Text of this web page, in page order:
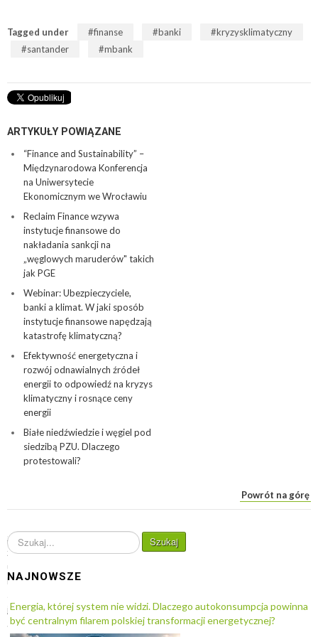
Tagged under finanse banki
kryzysklimatyczny
santander
mbank
ARTYKUŁY POWIĄZANE
“Finance and Sustainability” –
Międzynarodowa Konferencja
na Uniwersytecie
Ekonomicznym we Wrocławiu
Reclaim Finance wzywa
instytucje finansowe do
nakładania sankcji na
„węglowych maruderów" takich
jak PGE
Webinar: Ubezpieczyciele,
banki a klimat. W jaki sposób
instytucje finansowe napędzają
katastrofę klimatyczną?
Efektywność energetyczna i
rozwój odnawialnych źródeł
energii to odpowiedź na kryzys
klimatyczny i rosnące ceny
energii
Białe niedźwiedzie i węgiel pod
siedzibą PZU. Dlaczego
protestowali?
Powrót na górę
S
z
u
k
j
.
Szukaj
NAJNOWSZE
Energia, której system nie widzi. Dlaczego autokonsumpcja powinna
być centralnym filarem polskiej transformacji energetycznej?